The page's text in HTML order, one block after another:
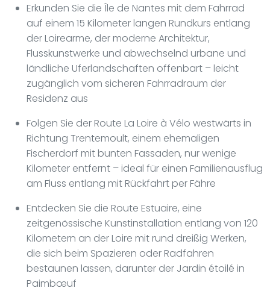
Erkunden Sie die Île de Nantes mit dem Fahrrad
auf einem 15 Kilometer langen Rundkurs entlang
der Loirearme, der moderne Architektur,
Flusskunstwerke und abwechselnd urbane und
ländliche Uferlandschaften offenbart – leicht
zugänglich vom sicheren Fahrradraum der
Residenz aus
Folgen Sie der Route La Loire à Vélo westwärts in
Richtung Trentemoult, einem ehemaligen
Fischerdorf mit bunten Fassaden, nur wenige
Kilometer entfernt – ideal für einen Familienausflug
am Fluss entlang mit Rückfahrt per Fähre
Entdecken Sie die Route Estuaire, eine
zeitgenössische Kunstinstallation entlang von 120
Kilometern an der Loire mit rund dreißig Werken,
die sich beim Spazieren oder Radfahren
bestaunen lassen, darunter der Jardin étoilé in
Paimbœuf